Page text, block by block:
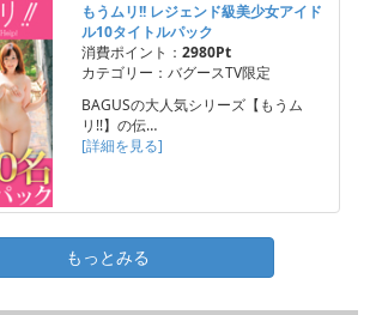
もうムリ!! レジェンド級美少女アイド
ル10タイトルパック
消費ポイント： 2980Pt
カテゴリー：バグースTV限定
BAGUSの大人気シリーズ【もうム
リ!!】の伝…
[詳細を見る]
もっとみる